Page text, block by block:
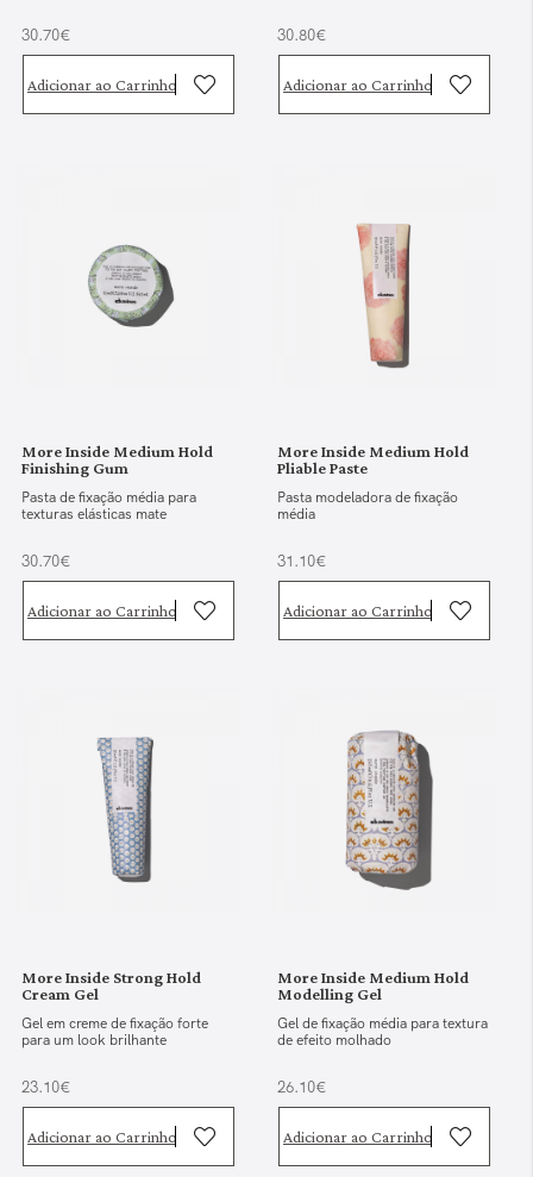
30.70€
Adicionar ao Carrinho
30.80€
Adicionar ao Carrinho
More Inside Medium Hold
Finishing Gum
Pasta de fixação média para
texturas elásticas mate
30.70€
Adicionar ao Carrinho
More Inside Medium Hold
Pliable Paste
Pasta modeladora de fixação
média
31.10€
Adicionar ao Carrinho
More Inside Strong Hold
Cream Gel
Gel em creme de fixação forte
para um look brilhante
23.10€
Adicionar ao Carrinho
More Inside Medium Hold
Modelling Gel
Gel de fixação média para textura
de efeito molhado
26.10€
Adicionar ao Carrinho